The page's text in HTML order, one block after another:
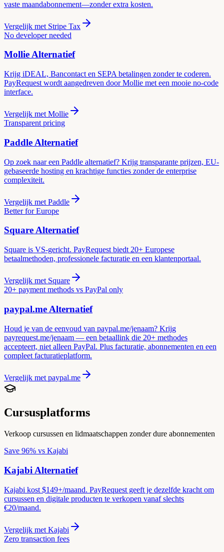
vaste maandabonnement—zonder extra kosten.
Vergelijk met Stripe Tax
No developer needed
MollieAlternatief
Krijg iDEAL, Bancontact en SEPA betalingen zonder te coderen.
PayRequest wordt aangedreven door Mollie met een mooie no-code
interface.
Vergelijk met Mollie
Transparent pricing
Paddle Alternatief
Op zoek naar een Paddle alternatief? Krijg transparante prijzen, EU-
gebaseerde hosting en krachtige functies zonder de enterprise
complexiteit.
Vergelijk met Paddle
Better for Europe
SquareAlternatief
Square is VS-gericht. PayRequest biedt 20+ Europese
betaalmethoden, professionele facturatie en een klantenportaal.
Vergelijk met Square
20+ payment methods vs PayPal only
paypal.me Alternatief
Houd je van de eenvoud van paypal.me/jenaam? Krijg
payrequest.me/jenaam — een betaallink die 20+ methodes
accepteert, niet alleen PayPal. Plus facturatie, abonnementen en een
compleet facturatieplatform.
Vergelijk met paypal.me
Cursusplatforms
Verkoop cursussen en lidmaatschappen zonder dure abonnementen
Save 96% vs Kajabi
Kajabi Alternatief
Kajabi kost $149+/maand. PayRequest geeft je dezelfde kracht om
cursussen en digitale producten te verkopen vanaf slechts
€20/maand.
Vergelijk met Kajabi
Zero transaction fees